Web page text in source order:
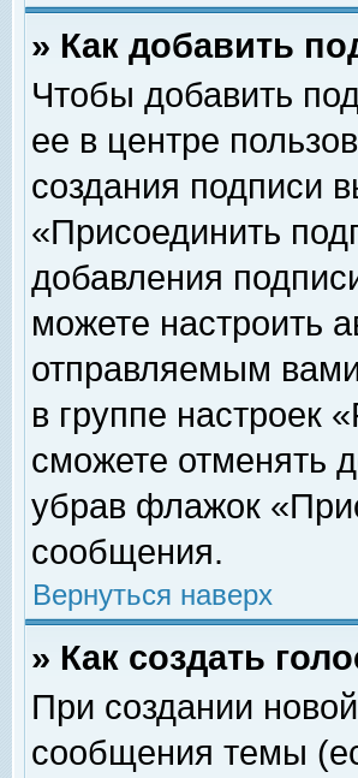
» Как добавить
Чтобы добавить
ее в центре
создания подписи
«Присоединить
добавления
можете настроить
отправляемым
в группе настроек
сможете отменять
убрав флажок
сообщения.
Вернуться наверх
» Как создать
При создании
сообщения темы